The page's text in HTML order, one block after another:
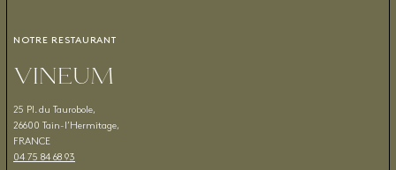
NOTRE RESTAURANT
VINEUM
25 Pl. du Taurobole,
26600 Tain-l’Hermitage,
FRANCE
04 75 84 68 93